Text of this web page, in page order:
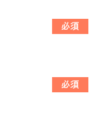
必須
必須